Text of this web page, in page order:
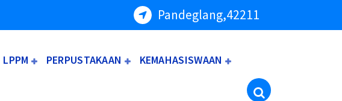
Pandeglang,42211
LPPM PERPUSTAKAAN KEMAHASISWAAN